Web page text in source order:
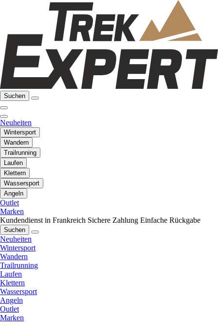
Suchen
Neuheiten
Wintersport
Wandern
Trailrunning
Laufen
Klettern
Wassersport
Angeln
Outlet
Marken
Kundendienst in Frankreich Sichere Zahlung Einfache Rückgabe
Suchen
Neuheiten
Wintersport
Wandern
Trailrunning
Laufen
Klettern
Wassersport
Angeln
Outlet
Marken